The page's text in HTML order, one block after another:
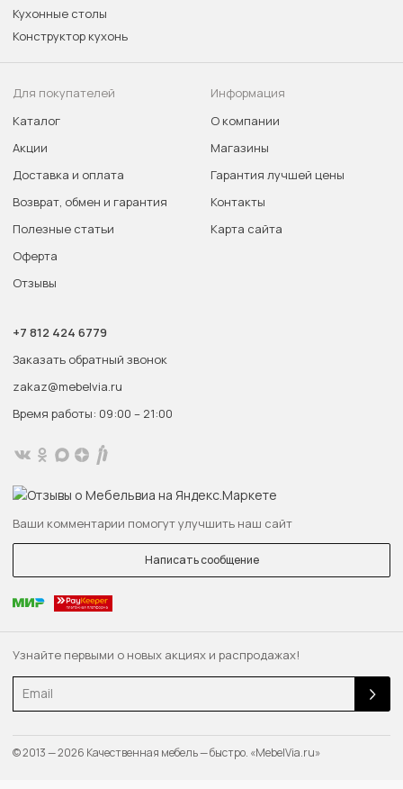
Узнайте первыми о новых акциях и распродажах!
Кухонные столы
Конструктор кухонь
Для покупателей
Каталог
Акции
Доставка и оплата
Возврат, обмен и гарантия
Полезные статьи
Оферта
Отзывы
Информация
О компании
Магазины
Гарантия лучшей цены
Контакты
Карта сайта
+7 812 424 6779
Заказать обратный звонок
zakaz@mebelvia.ru
Время работы: 09:00 – 21:00
Ваши комментарии помогут улучшить наш сайт
Написать сообщение
© 2013 — 2026 Качественная мебель — быстро. «MebelVia.ru»